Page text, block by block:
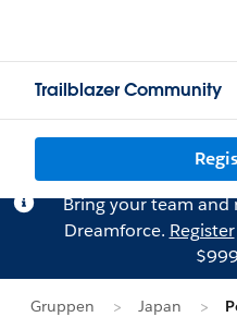
Trailblazer Community
Bring your team and
Dreamforce. Register
Gruppen Japan